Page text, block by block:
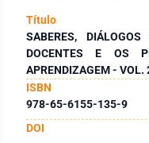
Título
SABERES,
DOCENTES E OS
APRENDIZAGEM - VOL.
ISBN
978-65-6155-135-9
DOI